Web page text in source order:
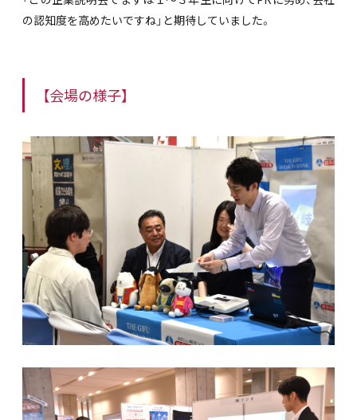
の認知度を高めたいですね」と期待していました。
【会場の様子】